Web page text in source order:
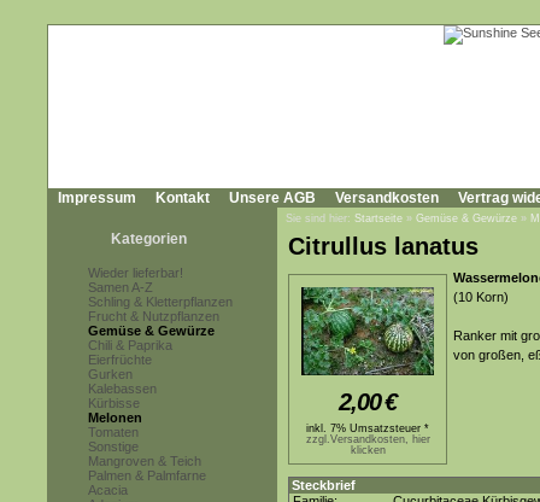
Impressum Kontakt Unsere AGB Versandkosten Vertrag
Kategorien
Wieder lieferbar!
Samen A-Z
Schling & Kletterpflanzen
Frucht & Nutzpflanzen
Gemüse & Gewürze
Chili & Paprika
Eierfrüchte
Gurken
Kalebassen
Kürbisse
Melonen
Tomaten
Sonstige
Mangroven & Teich
Palmen & Palmfarne
Acacia
Sie sind hier: Startseite » Gemüse & Gewürze »
Citrullus lanatus
2,00€
inkl. 7% Umsatzsteuer *
zzgl.Versandkosten, hier
klicken
(10 Korn)
Ranker mit
von großen,
Steckbrief